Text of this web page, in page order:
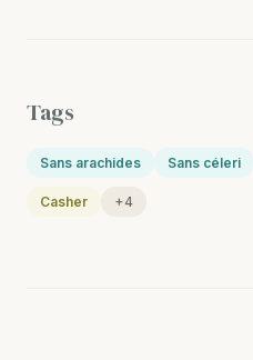
Tags
Sans arachides Sans céleri
Casher +4